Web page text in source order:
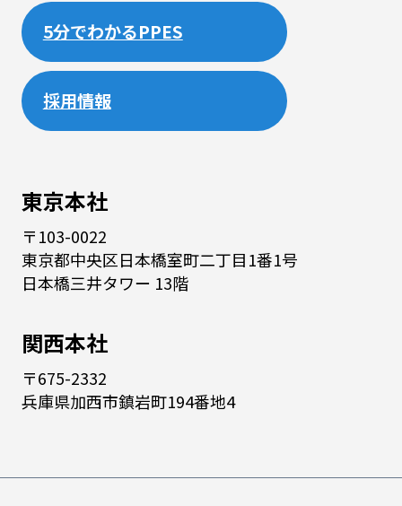
東京本社
〒103-0022
東京都中央区日本橋室町二丁目1番1号
日本橋三井タワー 13階
関西本社
〒675-2332
兵庫県加西市鎮岩町194番地4
5分でわかるPPES
採用情報